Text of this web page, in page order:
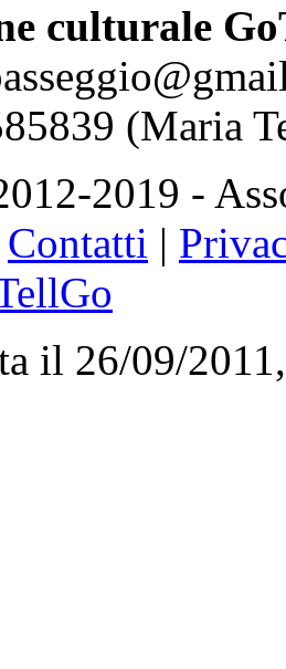
culturale
(Maria
2019 -
Contatti |
il 26/09/